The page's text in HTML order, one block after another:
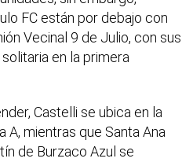
FC están por debajo con
Vecinal 9 de Julio, con sus
en la primera
Castelli se ubica en la
A, mientras que Santa Ana
de Burzaco Azul se